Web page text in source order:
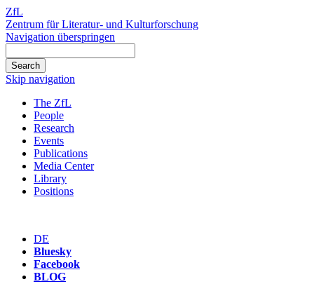
ZfL
Zentrum für Literatur- und Kulturforschung
Navigation überspringen
Skip navigation
The ZfL
People
Research
Events
Publications
Media Center
Library
Positions
DE
Bluesky
Facebook
BLOG